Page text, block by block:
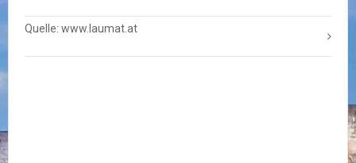
Quelle: www.laumat.at